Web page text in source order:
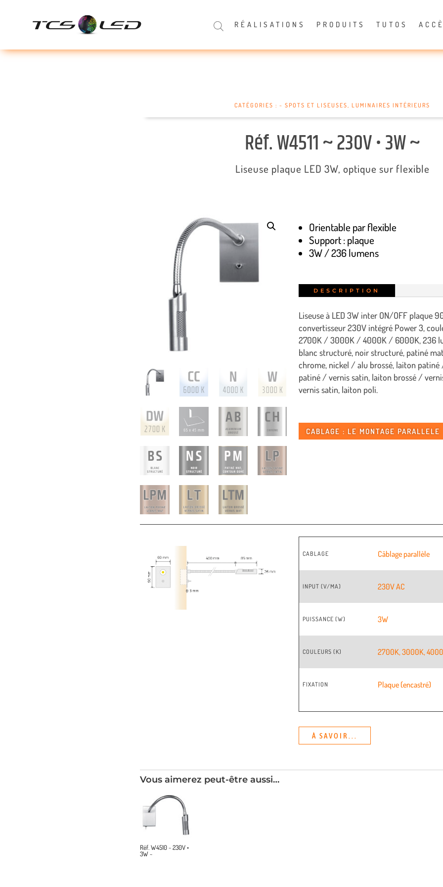
RÉALISATIONS PRODUITS TUTOS
CATÉGORIES : ~ SPOTS ET LISEUSES, LUMINAIRES INTÉRIEURS
Réf. W4511 ~ 230V • 3W ~
Liseuse plaque LED 3W, optique sur flexible
Orientable par flexible
Support : plaque
3W / 236 lumens
DESCRIPTION
Liseuse à LED 3W inter ON/OFF plaque
convertisseur 230V intégré Power 3,
2700K / 3000K / 4000K / 6000K, 236
blanc structuré, noir structuré, patiné
chrome, nickel / alu brossé, laiton
patiné / vernis satin, laiton brossé /
vernis satin, laiton poli.
CABLAGE : LE MONTAGE PARALLELE
CABLAGE Câblage parallèle
INPUT (V/MA) 230V AC
PUISSANCE (W) 3W
COULEURS (K) 2700K,3000K,
FIXATION Plaque (encastré)
À SAVOIR...
Vous aimerez peut-être aussi…
Réf. W4510 ~ 230V •
3W ~